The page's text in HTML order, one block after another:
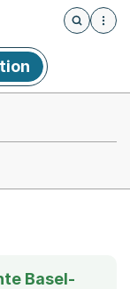
Öffnet
Basel-